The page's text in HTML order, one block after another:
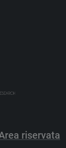
riservata